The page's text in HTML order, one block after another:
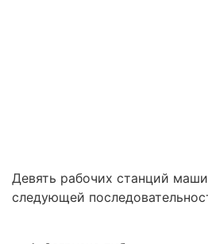
Девять рабочих станций
следующей